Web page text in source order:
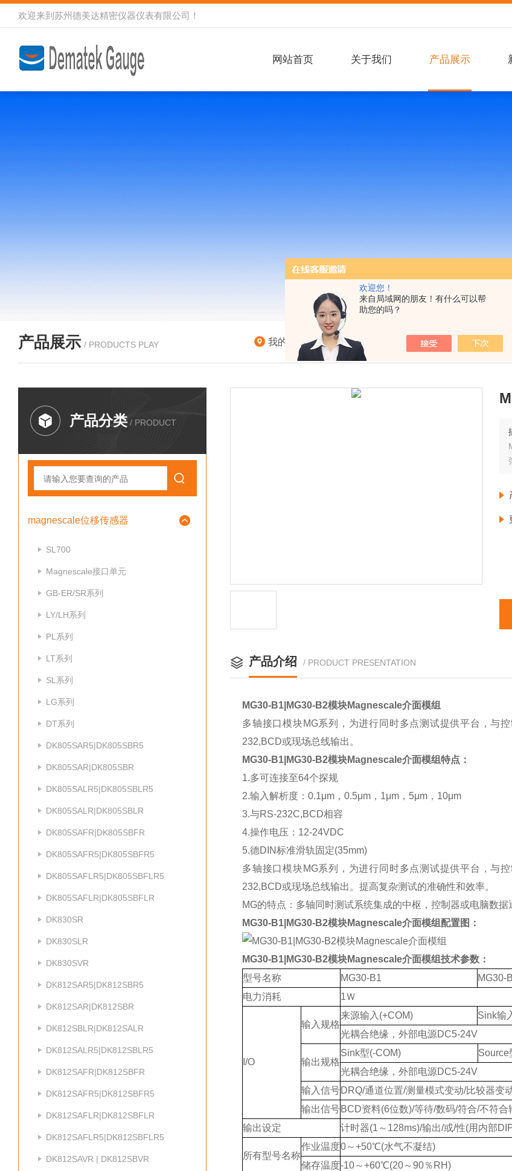
欢迎您！
来自局域网的朋友！有什么可以帮
助您的吗？
欢迎来到 苏州德美达精密仪器仪表有限公司 ！
网站首页 关于我们 产品展示
产品展示 / PRODUCTS PLAY 我的位置：首页>产品展示 magnescale位移传感器
产品分类 / PRODUCT
magnescale位移传感器
SL700
Magnescale接口单元
GB-ER/SR系列
LY/LH系列
PL系列
LT系列
SL系列
LG系列
DT系列
DK805SAR5|DK805SBR5
DK805SAR|DK805SBR
DK805SALR5|DK805SBLR5
DK805SALR|DK805SBLR
DK805SAFR|DK805SBFR
DK805SAFR5|DK805SBFR5
DK805SAFLR5|DK805SBFLR5
DK805SAFLR|DK805SBFLR
DK830SR
DK830SLR
DK830SVR
DK812SAR5|DK812SBR5
DK812SAR|DK812SBR
DK812SBLR|DK812SALR
DK812SALR5|DK812SBLR5
DK812SAFR|DK812SBFR
DK812SAFR5|DK812SBFR5
DK812SAFLR|DK812SBFLR
DK812SAFLR5|DK812SBFLR5
DK812SAVR | DK812SBVR
产品介绍 / PRODUCT PRESENTATION
MG30-B1|MG30-B2模块Magnescale介面模组
多轴接口模块MG系列，为进行同时多点测试提供平台，与
232,BCD或现场总线输出。
MG30-B1|MG30-B2模块Magnescale介面模组特点：
1.多可连接至64个探规
2.输入解析度：0.1μm，0.5μm，1μm，5μm，10μm
3.与RS-232C,BCD相容
4.操作电压：12-24VDC
5.德DIN标准滑轨固定(35mm)
多轴接口模块MG系列，为进行同时多点测试提供平台，与
232,BCD或现场总线输出。提高复杂测试的准确性和效率。
MG的特点：多轴同时测试系统集成的中枢，控制器或电脑数据
MG30-B1|MG30-B2模块Magnescale介面模组 配置图：
MG30-B1|MG30-B2模块Magnescale介面模组技术参数：
型号名称
MG30-B1
MG30-
电力消耗
1Ｗ
I/O
输入规格
来源输入(+COM)
Sink输
光耦合绝缘，外部电源DC5-24V
输出规格
Sink型(-COM)
Source
光耦合绝缘，外部电源DC5-24V
输入信号DRQ/通道位置/测量模式变动/比较器变
输出信号BCD资料(6位数)/等待/数码/符合/不符合
输出设定
计时器(1～128ms)/输出/或/性(用内部
所有型号名称
作业温度0～+50℃(水气不凝结)
储存温度-10～+60℃(20～90％RH)